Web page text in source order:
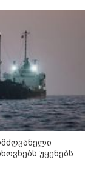
რუსეთში,
დეტალებია
უყენებს